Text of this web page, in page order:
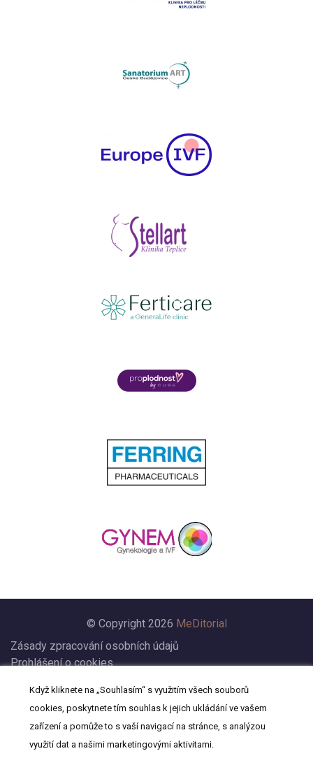
© Copyright 2026 MeDitorial
Zásady zpracování osobních údajů
Prohlášení o cookies
Prohlášení
Kontakt
Když kliknete na „Souhlasím“ s využitím všech souborů
cookies, poskytnete tím souhlas k jejich ukládání ve vašem
zařízení a pomůže to s vaší navigací na stránce, s analýzou
využití dat a našimi marketingovými aktivitami.